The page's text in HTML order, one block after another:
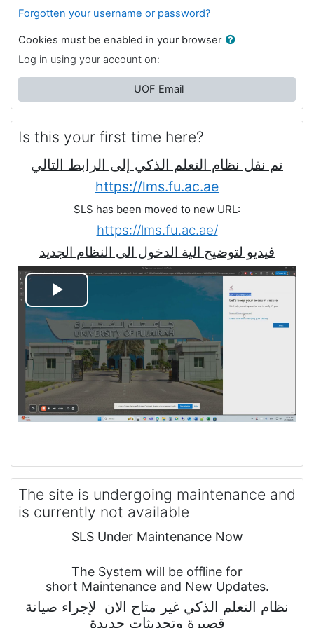
Forgotten your username or password?
Cookies must be enabled in your browser
Log in using your account on:
UOF Email
Is this your first time here?
تم نقل نظام التعلم الذكي إلى الرابط التالي
https://lms.fu.ac.ae
SLS has been moved to new URL:
https://lms.fu.ac.ae/
فيديو لتوضيح الية الدخول الى النظام الجديد
P
l
y
i
d
The site is undergoing maintenance and
is currently not available
SLS Under Maintenance Now
The System will be offline for
short Maintenance and New Updates.
نظام التعلم الذكي غير متاح الان لإجراء صيانة
قصيرة وتحديثات جديدة